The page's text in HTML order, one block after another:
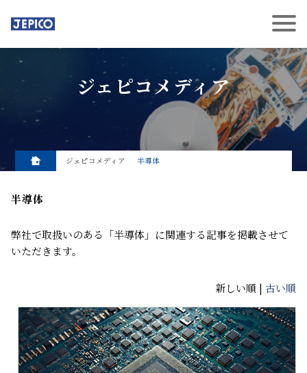
ジェピコメディア
ジェピコメディア 半導体
半導体
弊社で取扱いのある「半導体」に関連する記事を掲載させて
いただきます。
新しい順 | 古い順